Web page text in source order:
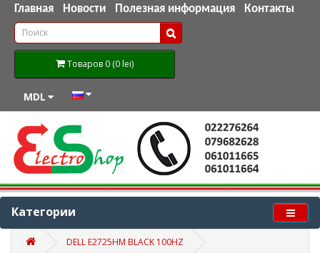
Главная Новости Полезная информация Контакты
Товаров 0 (0 lei)
MDL
Категории
DELL E2725HM BLACK 100HZ